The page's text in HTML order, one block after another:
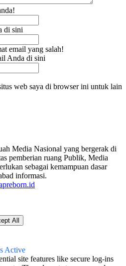
di sini
email yang salah!
Anda di sini
web saya di browser ini untuk lain
Media Nasional yang bergerak di
pemberian ruang Publik, Media
sebagai kemampuan dasar
informasi.
All
Active
site features like secure log-ins